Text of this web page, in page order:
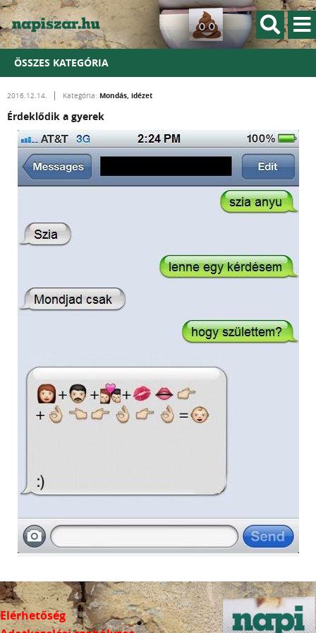
ÖSSZES KATEGÓRIA
2016.12.14. Kategória: Mondás, idézet
Érdeklődik a gyerek
Elérhetőség